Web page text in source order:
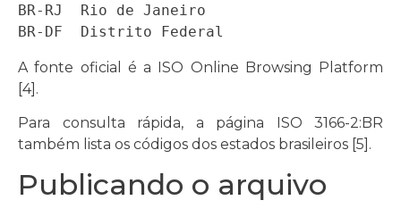
BR-RJ  Rio de Janeiro
BR-DF  Distrito Federal
A fonte oficial é a ISO Online Browsing Platform
[4].
Para consulta rápida, a página ISO 3166-2:BR
também lista os códigos dos estados brasileiros [5].
Publicando o arquivo